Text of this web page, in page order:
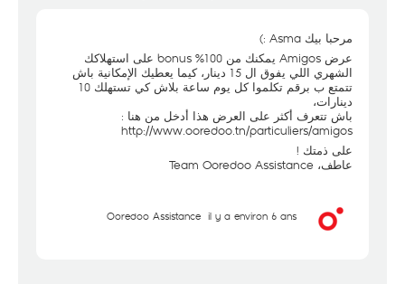
مرحبا بيك Asma :)
عرض Amigos يمكنك من 100% bonus على استهلاكك
الشهري اللي يفوق ال 15 دينار، كيما يعطيك الإمكانية باش
تتمتع ب برقم تكلموا كل يوم ساعة بلاش كي تستهلك 10
دينارات،
باش تتعرف أكثر على العرض هذا أدخل من هنا :
http://www.ooredoo.tn/particuliers/amigos
على ذمتك !
عاطف، Team Ooredoo Assistance
Ooredoo Assistance il y a environ 6 ans